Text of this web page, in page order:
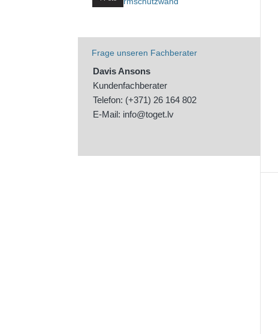
Frage unseren Fachberater
Davis Ansons
Kundenfachberater
Telefon: (+371) 26 164 802
E-Mail: info@toget.lv